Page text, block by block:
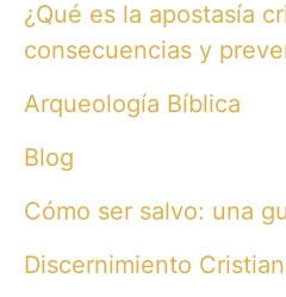
¿Qué es la apostasía
consecuencias y
Arqueología Bíblica
Blog
Cómo ser salvo: una
Discernimiento